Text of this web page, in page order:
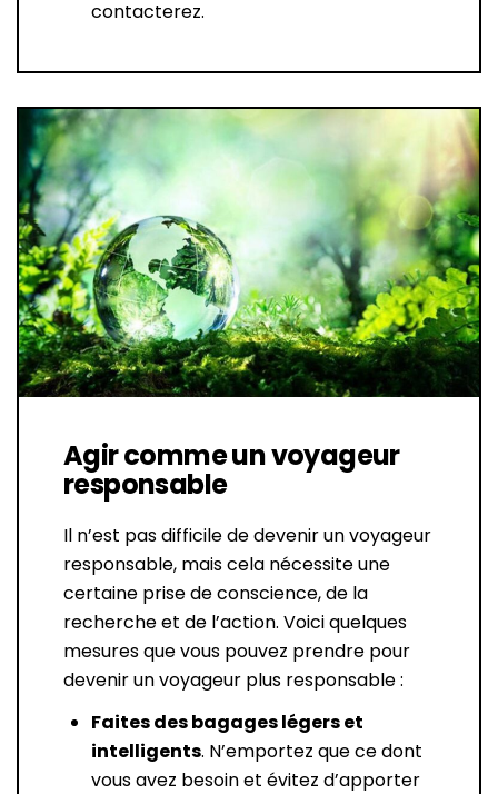
contacterez.
Agir comme un voyageur
responsable
Il n’est pas difficile de devenir un voyageur
responsable, mais cela nécessite une
certaine prise de conscience, de la
recherche et de l’action. Voici quelques
mesures que vous pouvez prendre pour
devenir un voyageur plus responsable :
Faites des bagages légers et
intelligents. N’emportez que ce dont
vous avez besoin et évitez d’apporter